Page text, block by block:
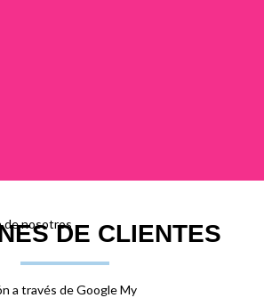
de nosotrosDE CLIENTES
a través de Google My